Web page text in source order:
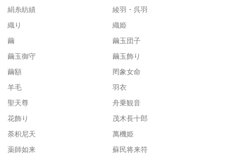
絹糸紡績
綾羽・呉羽
織り
織姫
繭
繭玉団子
繭玉御守
繭玉飾り
繭額
罔象女命
羊毛
羽衣
聖天尊
舟乗観音
花飾り
茂木長十郎
荼枳尼天
萬機姫
薬師如来
蘇民将来符